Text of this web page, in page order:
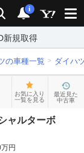
検索 通知
i
新規取得
の車種一覧 ダイハ
お気に入り
一覧を見る
最近見た
中古車
ャルターボ
万円